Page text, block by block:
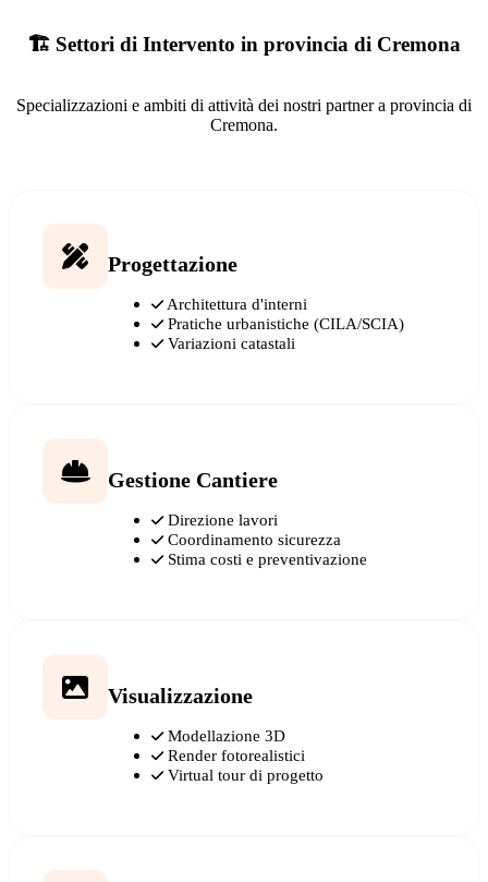
🏗️ Settori di Intervento in provincia di Cremona
Specializzazioni e ambiti di attività dei nostri partner a provincia di
Cremona.
Progettazione
Architettura d'interni
Pratiche urbanistiche (CILA/SCIA)
Variazioni catastali
Gestione Cantiere
Direzione lavori
Coordinamento sicurezza
Stima costi e preventivazione
Visualizzazione
Modellazione 3D
Render fotorealistici
Virtual tour di progetto